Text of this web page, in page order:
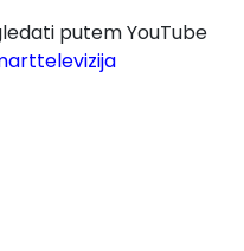
putem YouTube